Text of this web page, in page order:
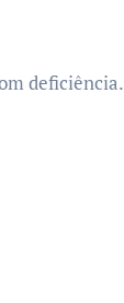
deficiência.